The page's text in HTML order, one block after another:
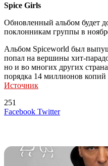
Spice Girls
Обновленный альбом будет
поклонникам группы в
Альбом Spiceworld был
попал на вершины хит-
но и во многих других
порядка 14 миллионов копий
Источник
251
Facebook TwitterLinkedIn
Tumblr
Reddit
Вконтакте
Skype
Messenger
Messenger
WhatsApp
Telegram
Viber
Line
Поделиться
Печатать